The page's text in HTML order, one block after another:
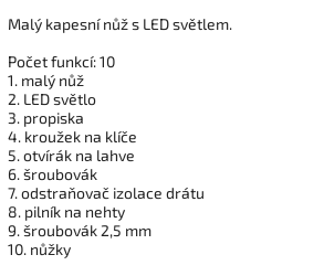
Malý kapesní nůž s LED světlem.
Počet funkcí: 10
1. malý nůž
2. LED světlo
3. propiska
4. kroužek na klíče
5. otvírák na lahve
6. šroubovák
7. odstraňovač izolace drátu
8. pilník na nehty
9. šroubovák 2,5 mm
10. nůžky